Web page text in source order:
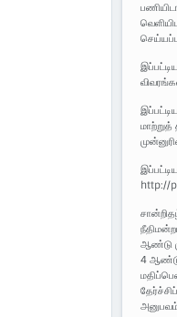
http://
ஆண்டு
4 ஆண்டு